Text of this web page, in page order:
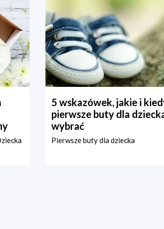
5 wskazówek, jakie i
pierwsze buty dla
wybrać
Pierwsze buty dla dziecka